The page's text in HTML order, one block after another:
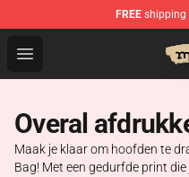
FREE shipping
Open menu
Arctic Monkeys Store
Overal
Maak je klaar om hoofden te
Bag! Met een gedurfde print